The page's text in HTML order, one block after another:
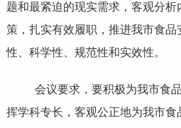
题和最紧迫的现实需求，客观分
策，扎实有效履职，推进我市食
性、科学性、规范性和实效性。
会议要求，要积极为我市食品
挥学科专长，客观公正地为我市